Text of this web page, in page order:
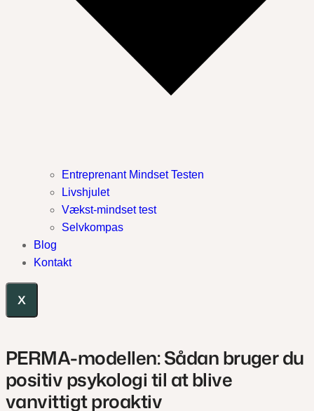
Entreprenant Mindset Testen
Livshjulet
Vækst-mindset test
Selvkompas
Blog
Kontakt
X
PERMA-modellen: Sådan bruger du
positiv psykologi til at blive
vanvittigt proaktiv